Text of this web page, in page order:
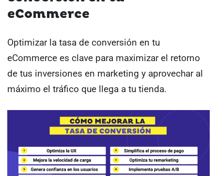
eCommerce
Optimizar la tasa de conversión en tu
eCommerce es clave para maximizar el retorno
de tus inversiones en marketing y aprovechar al
máximo el tráfico que llega a tu tienda.